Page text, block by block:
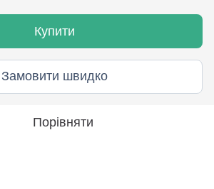
Купити
Замовити швидко
Порівняти